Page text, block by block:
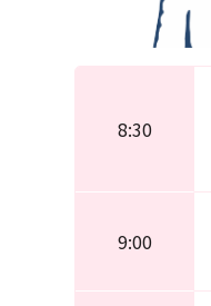
8:30
9:00